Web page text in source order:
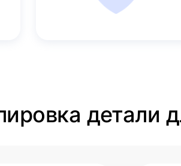
детали